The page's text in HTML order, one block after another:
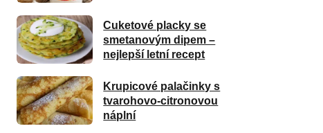
Cuketové placky se
smetanovým dipem –
nejlepší letní recept
Krupicové palačinky s
tvarohovo-citronovou
náplní